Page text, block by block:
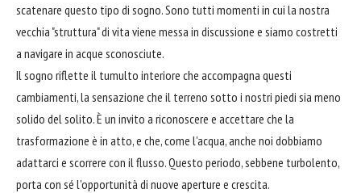
scatenare questo tipo di sogno. Sono tutti momenti in cui la nostra
vecchia "struttura" di vita viene messa in discussione e siamo costretti
a navigare in acque sconosciute.
Il sogno riflette il tumulto interiore che accompagna questi
cambiamenti, la sensazione che il terreno sotto i nostri piedi sia meno
solido del solito. È un invito a riconoscere e accettare che la
trasformazione è in atto, e che, come l'acqua, anche noi dobbiamo
adattarci e scorrere con il flusso. Questo periodo, sebbene turbolento,
porta con sé l'opportunità di nuove aperture e crescita.